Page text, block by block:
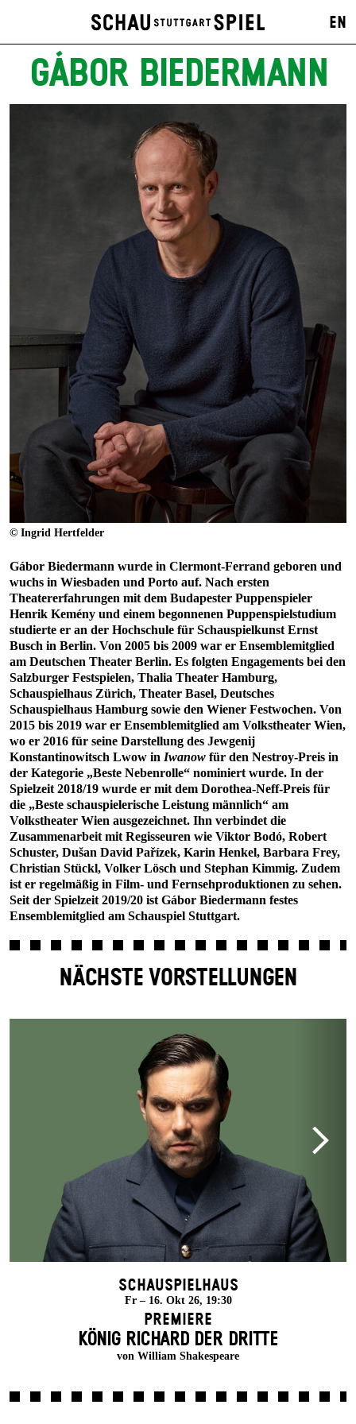
EN
GÁBOR BIEDERMANN
© Ingrid Hertfelder
Gábor Biedermann wurde in Clermont-Ferrand geboren und
wuchs in Wiesbaden und Porto auf. Nach ersten
Theatererfahrungen mit dem Budapester Puppenspieler
Henrik Kemény und einem begonnenen Puppenspielstudium
studierte er an der Hochschule für Schauspielkunst Ernst
Busch in Berlin. Von 2005 bis 2009 war er Ensemblemitglied
am Deutschen Theater Berlin. Es folgten Engagements bei den
Salzburger Festspielen, Thalia Theater Hamburg,
Schauspielhaus Zürich, Theater Basel, Deutsches
Schauspielhaus Hamburg sowie den Wiener Festwochen. Von
2015 bis 2019 war er Ensemblemitglied am Volkstheater Wien,
wo er 2016 für seine Darstellung des Jewgenij
Konstantinowitsch Lwow in Iwanow für den Nestroy-Preis in
der Kategorie „Beste Nebenrolle“ nominiert wurde. In der
Spielzeit 2018/19 wurde er mit dem Dorothea-Neff-Preis für
die „Beste schauspielerische Leistung männlich“ am
Volkstheater Wien ausgezeichnet. Ihn verbindet die
Zusammenarbeit mit Regisseuren wie Viktor Bodó, Robert
Schuster, Dušan David Pařízek, Karin Henkel, Barbara Frey,
Christian Stückl, Volker Lösch und Stephan Kimmig. Zudem
ist er regelmäßig in Film- und Fernsehproduktionen zu sehen.
Seit der Spielzeit 2019/20 ist Gábor Biedermann festes
Ensemblemitglied am Schauspiel Stuttgart.
NÄCHSTE VORSTELLUNGEN
Schauspielhaus
Fr – 16. Okt 26, 19:30
Premiere
KÖNIG RICHARD DER DRITTE
von William Shakespeare